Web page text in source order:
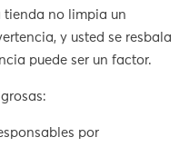
tienda no limpia un
y usted se resbala
puede ser un factor.
por